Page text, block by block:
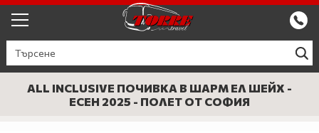
ЕКСКУРЗИИ ОТ ПЛОВДИВ
КРУИЗИ
ALL INCLUSIVE ПОЧИВКА В ШАРМ ЕЛ ШЕЙХ -
ЕСЕН 2025 - ПОЛЕТ ОТ СОФИЯ